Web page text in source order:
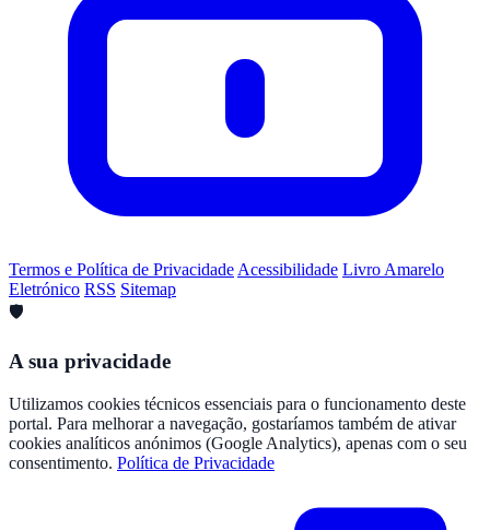
Termos e Política de Privacidade Acessibilidade Livro Amarelo
Eletrónico RSS Sitemap
🛡️
A sua privacidade
Utilizamos cookies técnicos essenciais para o funcionamento deste
portal. Para melhorar a navegação, gostaríamos também de ativar
cookies analíticos anónimos (Google Analytics), apenas com o seu
consentimento. Política de Privacidade